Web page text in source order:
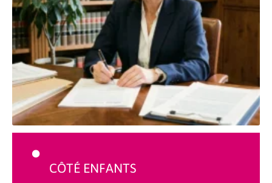
CÔTÉ ENFANTS